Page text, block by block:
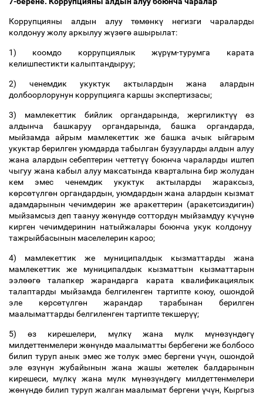
Коррупцияны алдын алуу төмөнкү негизги чараларды
колдонуу жолу аркылуу жүзөгөашырылат:
1) коомдо коррупциялык жүрүм-турумга карата
келишпестикти калыптандыруу;
2) ченемдик укуктук актылардын жана алардын
долбоорлорунун коррупцияга каршы экспертизасы;
3) мамлекеттик бийлик органдарында, жергиликтүү өз
алдынча башкаруу органдарында, башка органдарда,
мыйзамда айрым мамлекеттик же башка ачык ыйгарым
укуктар берилген уюмдарда табылган бузууларды алдын алуу
жана алардын себептерин четтетүү боюнча чараларды иштеп
чыгуу жана кабыл алуу максатында кварталына бир жолудан
кем эмес ченемдик укуктук актыларды жараксыз,
көрсөтүлгөн органдардын, уюмдардын жана алардын кызмат
адамдарынын чечимдерин же аракеттерин (аракетсиздигин)
мыйзамсыз деп таануу жөнүндө соттордун мыйзамдуу күчүнө
кирген чечимдеринин натыйжалары боюнча укук колдонуу
тажрыйбасынын маселелерин кароо;
4) мамлекеттик же муниципалдык кызматтарды жана
мамлекеттик же муниципалдык кызматтын кызматтарын
ээлөөгө талапкер жарандарга карата квалификациялык
талаптарды мыйзамда белгиленген тартипте коюу, ошондой
эле көрсөтүлгөн жарандар тарабынан берилген
маалыматтарды белгиленген тартипте текшерүү;
5)өз кирешелери, мүлкүжана мүлк мүнөзүндөгү
милдеттенмелери жөнүндө маалыматты бербегени же болбосо
билип туруп анык эмес же толук эмес бергениүчүн, ошондой
эле өзүнүн жубайынын жана жашы жетелек балдарынын
кирешеси, мүлкү жана мүлк мүнөзүндөгүмилдеттенмелери
жөнүндө билип туруп жалган маалымат бергениүчүн, Кыргыз